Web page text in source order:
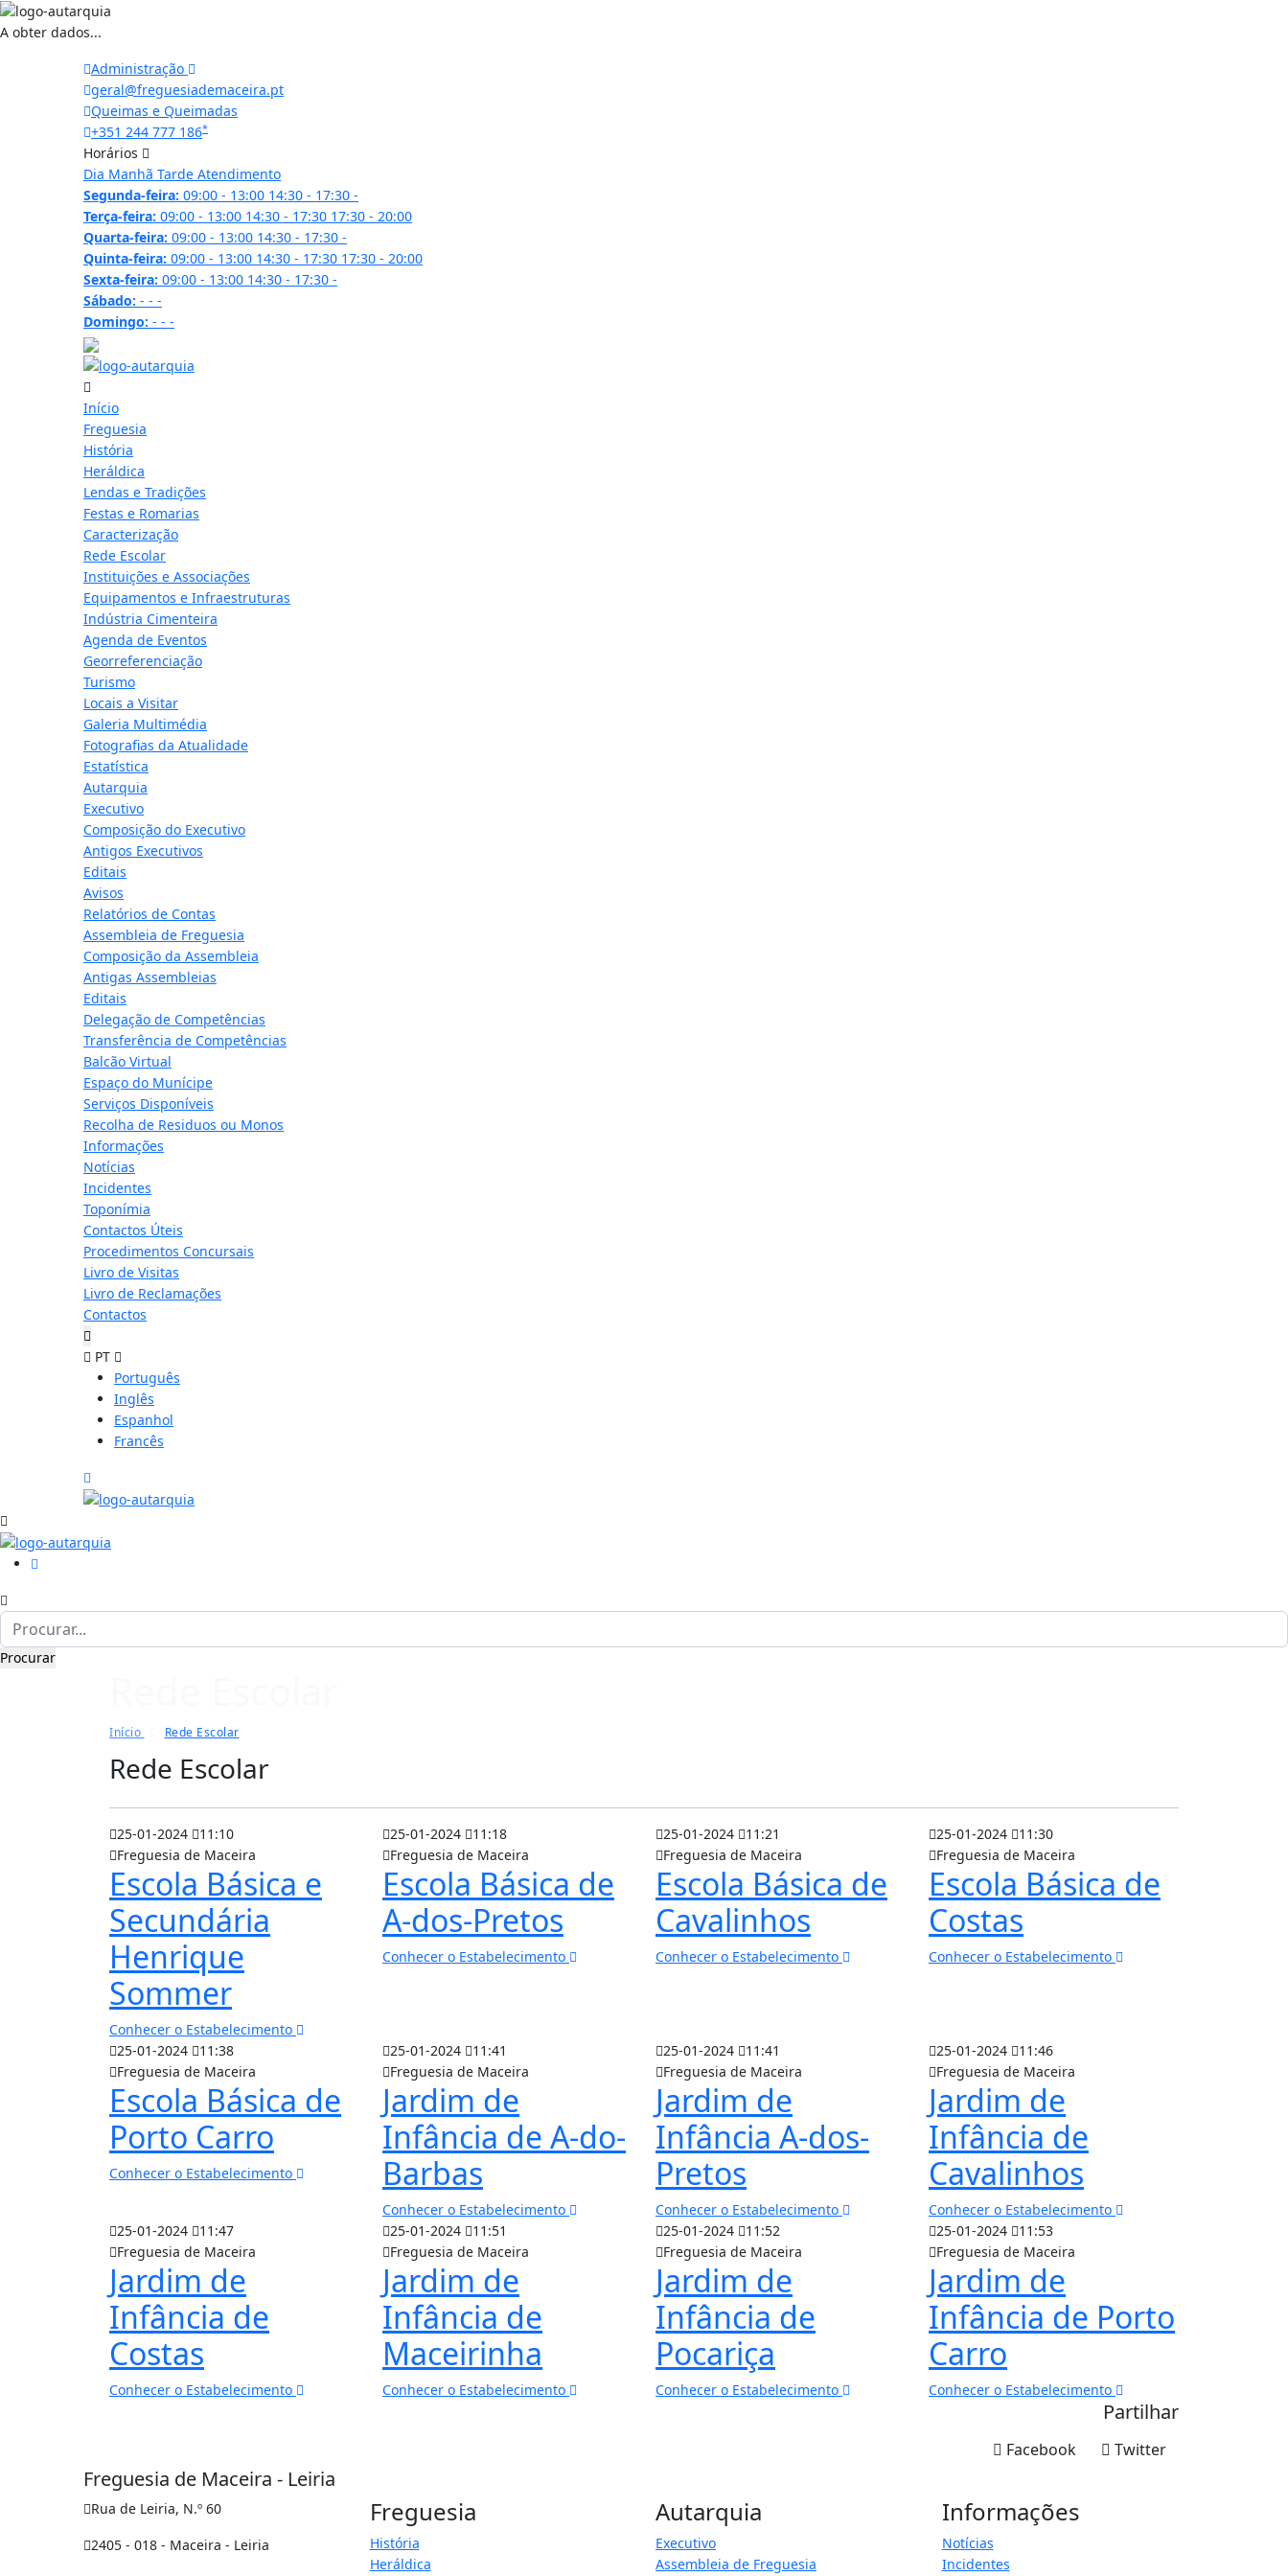
A obter dados...
Administração
geral@freguesiademaceira.pt
Queimas e Queimadas
+351 244 777 186*
Horários
Dia Manhã Tarde Atendimento
Segunda-feira: 09:00 - 13:00 14:30 - 17:30 -
Terça-feira: 09:00 - 13:00 14:30 - 17:30 17:30 - 20:00
Quarta-feira: 09:00 - 13:00 14:30 - 17:30 -
Quinta-feira: 09:00 - 13:00 14:30 - 17:30 17:30 - 20:00
Sexta-feira: 09:00 - 13:00 14:30 - 17:30 -
Sábado: - - -
Domingo: - - -
Início
Freguesia
História
Heráldica
Lendas e Tradições
Festas e Romarias
Caracterização
Rede Escolar
Instituições e Associações
Equipamentos e Infraestruturas
Indústria Cimenteira
Agenda de Eventos
Georreferenciação
Turismo
Locais a Visitar
Galeria Multimédia
Fotografias da Atualidade
Estatística
Autarquia
Executivo
Composição do Executivo
Antigos Executivos
Editais
Avisos
Relatórios de Contas
Assembleia de Freguesia
Composição da Assembleia
Antigas Assembleias
Editais
Delegação de Competências
Transferência de Competências
Balcão Virtual
Espaço do Munícipe
Serviços Disponíveis
Recolha de Residuos ou Monos
Informações
Notícias
Incidentes
Toponímia
Contactos Úteis
Procedimentos Concursais
Livro de Visitas
Livro de Reclamações
Contactos
PT
Português
Inglês
Espanhol
Francês
Início Rede Escolar
Rede Escolar
25-01-2024
11:10
Freguesia de Maceira
Escola Básica e
Secundária
Henrique
Sommer
Conhecer o Estabelecimento
25-01-2024
11:18
Freguesia de Maceira
Escola Básica de
A-dos-Pretos
Conhecer o Estabelecimento
25-01-2024
11:21
Freguesia de Maceira
Escola Básica de
Cavalinhos
Conhecer o Estabelecimento
25-01-2024
11:30
Freguesia de Maceira
Escola Básica de
Costas
Conhecer o Estabelecimento
25-01-2024
11:38
Freguesia de Maceira
Escola Básica de
Porto Carro
Conhecer o Estabelecimento
25-01-2024
11:41
Freguesia de Maceira
Jardim de
Infância de A-do-
Barbas
Conhecer o Estabelecimento
25-01-2024
11:41
Freguesia de Maceira
Jardim de
Infância A-dos-
Pretos
Conhecer o Estabelecimento
25-01-2024
11:46
Freguesia de Maceira
Jardim de
Infância de
Cavalinhos
Conhecer o Estabelecimento
25-01-2024
11:47
Freguesia de Maceira
Jardim de
Infância de
Costas
Conhecer o Estabelecimento
25-01-2024
11:51
Freguesia de Maceira
Jardim de
Infância de
Maceirinha
Conhecer o Estabelecimento
25-01-2024
11:52
Freguesia de Maceira
Jardim de
Infância de
Pocariça
Conhecer o Estabelecimento
25-01-2024
11:53
Freguesia de Maceira
Jardim de
Infância de Porto
Carro
Conhecer o Estabelecimento
Partilhar
Twitter
Facebook
Freguesia de Maceira - Leiria
Rua de Leiria, N.º 60
2405 - 018 - Maceira - Leiria
Freguesia
História
Heráldica
Autarquia
Executivo
Assembleia de Freguesia
Informações
Notícias
Incidentes